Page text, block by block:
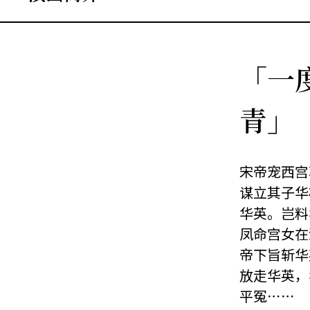
「
青」
宋帝宠西
谋立其子
华英。岂
凤命宫女
帝下旨斩
放走华英
平冤⋯⋯